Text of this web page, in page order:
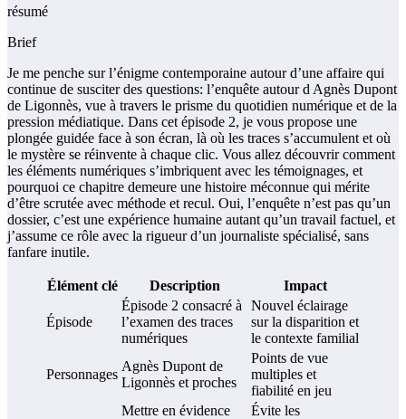
résumé
Brief
Je me penche sur l’énigme contemporaine autour d’une affaire qui
continue de susciter des questions: l’enquête autour d Agnès Dupont
de Ligonnès, vue à travers le prisme du quotidien numérique et de la
pression médiatique. Dans cet épisode 2, je vous propose une
plongée guidée face à son écran, là où les traces s’accumulent et où
le mystère se réinvente à chaque clic. Vous allez découvrir comment
les éléments numériques s’imbriquent avec les témoignages, et
pourquoi ce chapitre demeure une histoire méconnue qui mérite
d’être scrutée avec méthode et recul. Oui, l’enquête n’est pas qu’un
dossier, c’est une expérience humaine autant qu’un travail factuel, et
j’assume ce rôle avec la rigueur d’un journaliste spécialisé, sans
fanfare inutile.
Élément clé Description Impact
Épisode
Épisode 2 consacré à
l’examen des traces
numériques
Nouvel éclairage
sur la disparition et
le contexte familial
Personnages
Agnès Dupont de
Ligonnès et proches
Points de vue
multiples et
fiabilité en jeu
Mettre en évidence
Évite les